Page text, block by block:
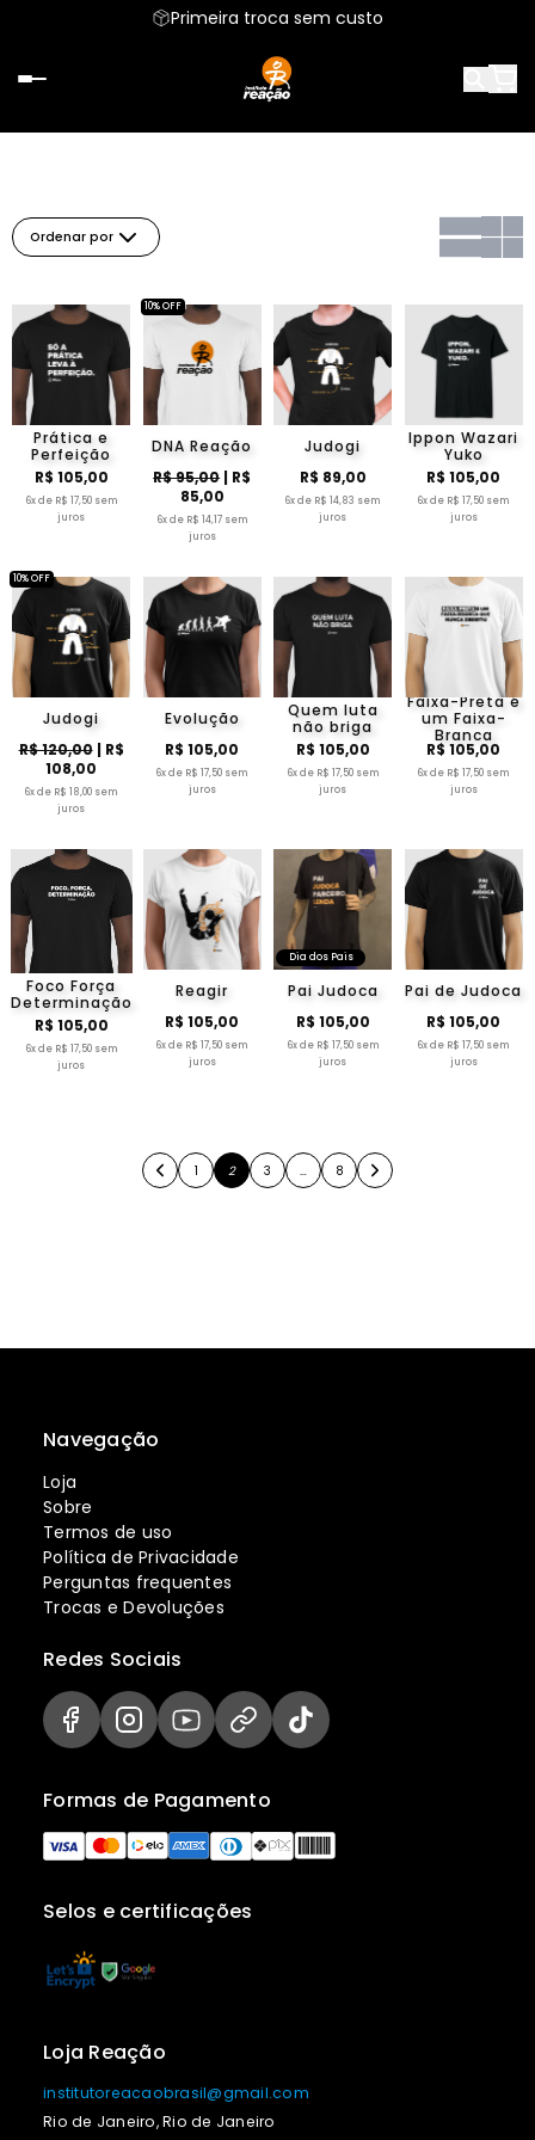
Primeira troca sem custo
Ordenar por
Prática e
Perfeição
R$ 105,00
6x de R$ 17,50 sem
juros
DNA Reação
R$ 95,00| R$
85,00
6x de R$ 14,17 sem
juros
10% OFF
Judogi
R$ 89,00
6x de R$ 14,83 sem
juros
Ippon Wazari
Yuko
R$ 105,00
6x de R$ 17,50 sem
juros
Judogi
R$ 120,00| R$
108,00
6x de R$ 18,00 sem
juros
10% OFF
Evolução
R$ 105,00
6x de R$ 17,50 sem
juros
Quem luta
não briga
R$ 105,00
6x de R$ 17,50 sem
juros
Faixa-Preta é
um Faixa-
Branca
R$ 105,00
6x de R$ 17,50 sem
juros
Foco Força
Determinação
R$ 105,00
6x de R$ 17,50 sem
juros
Reagir
R$ 105,00
6x de R$ 17,50 sem
juros
Dia dos Pais
Pai Judoca
R$ 105,00
6x de R$ 17,50 sem
juros
Pai de Judoca
R$ 105,00
6x de R$ 17,50 sem
juros
1 2 3 … 8
Navegação
Loja
Sobre
Termos de uso
Política de Privacidade
Perguntas frequentes
Trocas e Devoluções
Selos e certificações
Formas de Pagamento
Redes Sociais
Loja Reação
institutoreacaobrasil@gmail.com
Rio de Janeiro, Rio de Janeiro